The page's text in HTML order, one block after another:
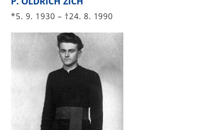
*5. 9. 1930 – †24. 8. 1990